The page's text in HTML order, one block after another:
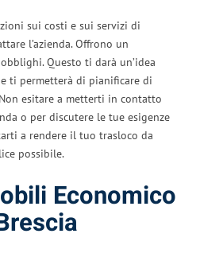
sui costi e sui servizi di
l’azienda. Offrono un
Questo ti darà un’idea
ti permetterà di pianificare di
esitare a metterti in contatto
o per discutere le tue esigenze
a rendere il tuo trasloco da
possibile.
Economico